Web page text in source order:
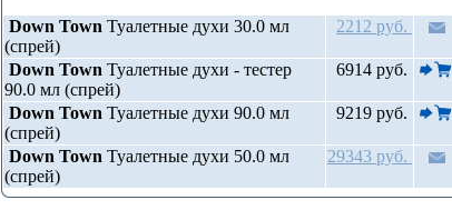
Down Town Туалетные духи 30.0 мл
(спрей)
2212 руб.
Down Town Туалетные духи - тестер
90.0 мл (спрей)
6914 руб.
Down Town Туалетные духи 90.0 мл
(спрей)
9219 руб.
Down Town Туалетные духи 50.0 мл
(спрей)
29343 руб.